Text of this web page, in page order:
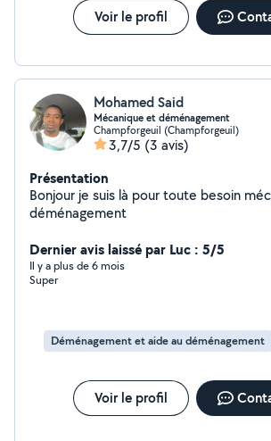
encombrants ou remplir une benne.
Endurance et force physique : Habitué
Voir le profil
Mohamed Said
Mécanique et déménagement
Champforgeuil (Champforgeuil)
3,7/5 (3 avis)
Présentation
Bonjour je suis là pour toute besoin
déménagement
Dernier avis laissé par Luc : 5/5
Il y a plus de 6 mois
Super
Déménagement et aide au déménagement
Voir le profil